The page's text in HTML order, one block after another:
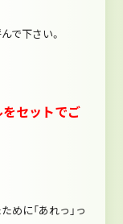
で下さい。
セットでご
めに「あれっ」っ